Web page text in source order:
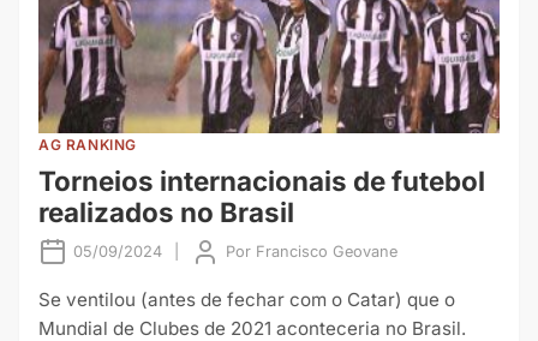
AG RANKING
Torneios internacionais de futebol
realizados no Brasil
05/09/2024 Por Francisco Geovane
Se ventilou (antes de fechar com o Catar) que o
Mundial de Clubes de 2021 aconteceria no Brasil.